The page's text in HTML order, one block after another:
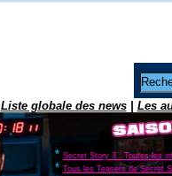
Liste globale des news| Les
* Secret Story 3 : Toutes les
* Tous les Teasers de Secret